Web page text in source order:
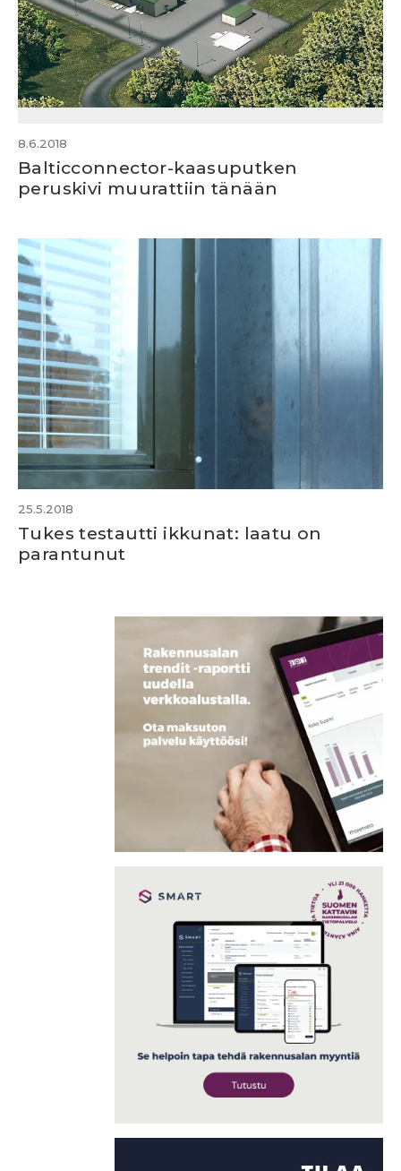
8.6.2018
Balticconnector-kaasuputken
peruskivi muurattiin tänään
25.5.2018
Tukes testautti ikkunat: laatu on
parantunut